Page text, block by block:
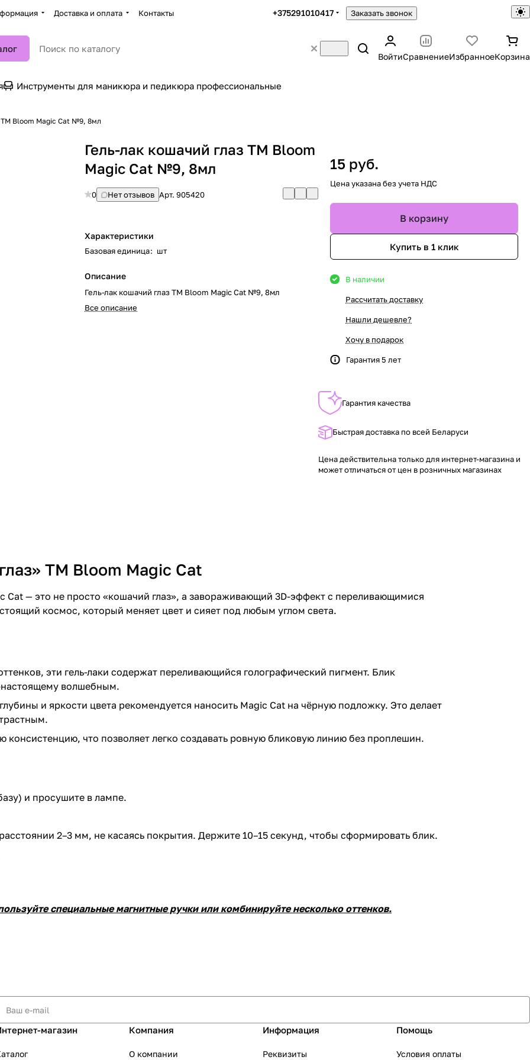
Доставка и оплата Контакты +375291010417 Заказать звонок
ВойтиСравнениеИзбранноеКорзина
Инструменты для маникюра и педикюра профессиональные
Bloom Magic Cat №9, 8мл
Гель-лак кошачий глаз TM Bloom
Magic Cat №9, 8мл
0 Нет отзывов Арт.905420
Характеристики
Базовая единица: шт
Описание
Гель-лак кошачий глаз TM Bloom Magic Cat №9, 8мл
Все описание
15 руб.
Цена указана без учета НДС
В корзину
Купить в 1 клик
В наличии
Рассчитать доставку
Нашли дешевле?
Хочу в подарок
Гарантия 5 лет
Гарантия качества
Быстрая доставка по всей Беларуси
Цена действительна только для интернет-магазина и
может отличаться от цен в розничных магазинах
TM Bloom Magic Cat
— это не просто «кошачий глаз», а завораживающий 3D-эффект с переливающимися
космос, который меняет цвет и сияет под любым углом света.
эти гель-лаки содержат переливающийся голографический пигмент. Блик
волшебным.
и яркости цвета рекомендуется наносить Magic Cat на чёрную подложку. Это делает
что позволяет легко создавать ровную бликовую линию без проплешин.
и просушите в лампе.
2–3 мм, не касаясь покрытия. Держите 10–15 секунд, чтобы сформировать блик.
специальные магнитные ручки или комбинируйте несколько оттенков.
магазин Компания
О компании
Информация
Реквизиты
Помощь
Условия оплаты